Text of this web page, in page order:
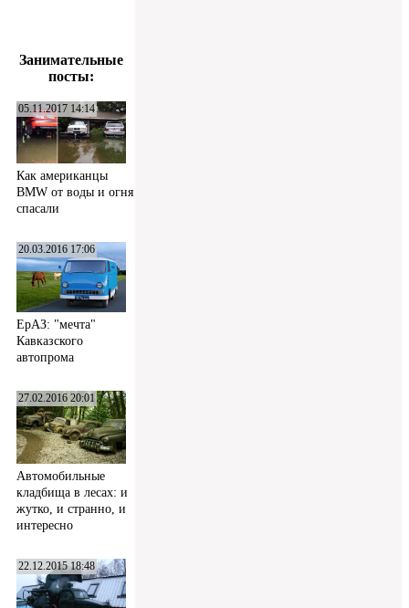
Занимательные
посты:
05.11.2017 14:14
Как американцы
BMW от воды и огня
спасали
20.03.2016 17:06
ЕрАЗ: "мечта"
Кавказского
автопрома
27.02.2016 20:01
Автомобильные
кладбища в лесах: и
жутко, и странно, и
интересно
22.12.2015 18:48